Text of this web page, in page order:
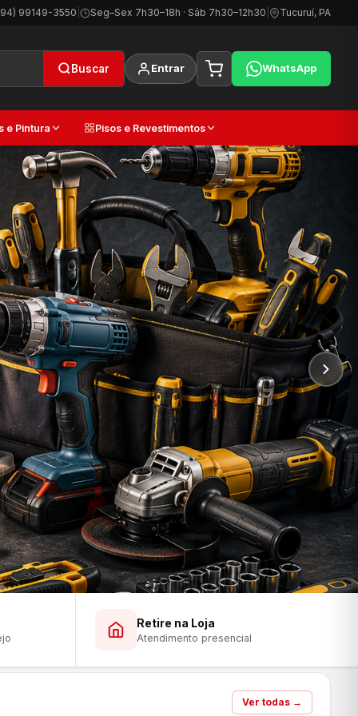
99149-3550 | Seg–Sex 7h30–18h · Sáb 7h30–12h30 Tucuruí, PA
Buscar Entrar WhatsApp
e Pintura Pisos e Revestimentos
Retire na Loja
Atendimento presencial
Ver todas →